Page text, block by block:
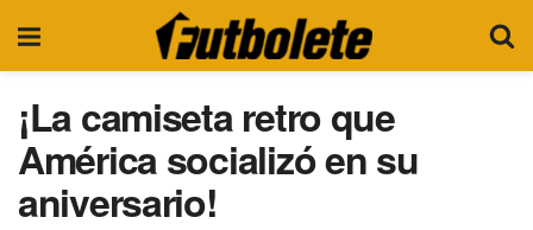
¡La camiseta retro que
América socializó en su
aniversario!